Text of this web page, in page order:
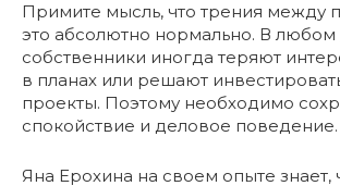
Примите мысль, что трения между
это абсолютно нормально. В любом
собственники иногда теряют
в планах или решают
проекты. Поэтому необходимо
спокойствие и деловое поведение.
Яна Ерохина на своем опыте знает,